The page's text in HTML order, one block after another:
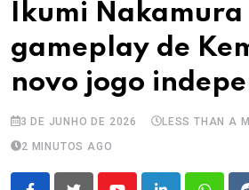
Ikumi
gameplay de
novo jogo
3 DE JUNHO DE 2026 LESS THAN A
2 MINUTOS AGO